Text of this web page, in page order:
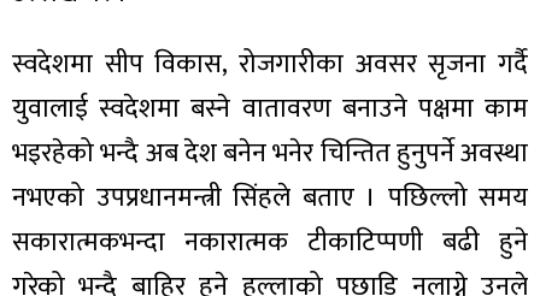
स्वदेशमा सीप विकास, रोजगारीका अवसर सृजना गर्दै
युवालाई स्वदेशमा बस्ने वातावरण बनाउने पक्षमा काम
भइरहेको भन्दै अब देश बनेन भनेर चिन्तित हुनुपर्ने अवस्था
नभएको उपप्रधानमन्त्री सिंहले बताए । पछिल्लो समय
सकारात्मकभन्दा नकारात्मक टीकाटिप्पणी बढी हुने
गरेको भन्दै बाहिर हुने हल्लाको पछाडि नलाग्ने उनले